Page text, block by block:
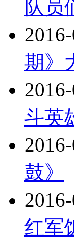
队员
期》
斗英
鼓》
红军